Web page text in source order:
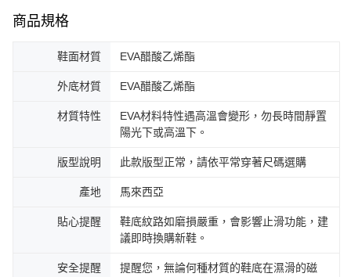
商品規格
鞋面材質 EVA醋酸乙烯酯
外底材質 EVA醋酸乙烯酯
材質特性
EVA材料特性遇高溫會變形，勿長時間靜置
陽光下或高溫下。
版型說明 此款版型正常，請依平常穿著尺碼選購
產地 馬來西亞
貼心提醒
鞋底紋路如磨損嚴重，會影響止滑功能，建
議即時換購新鞋。
安全提醒
提醒您，無論何種材質的鞋底在濕滑的磁